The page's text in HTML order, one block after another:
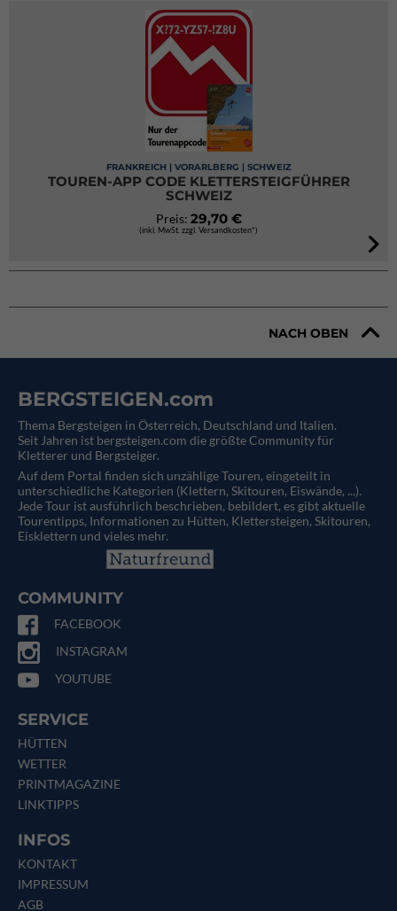
FRANKREICH | VORARLBERG | SCHWEIZ
TOUREN-APP CODE KLETTERSTEIGFÜHRER
SCHWEIZ
Preis: 29,70 €
(inkl. MwSt. zzgl. Versandkosten*)
NACH OBEN
BERGSTEIGEN.com
Thema Bergsteigen in Österreich, Deutschland und Italien.
Seit Jahren ist bergsteigen.com die größte Community für
Kletterer und Bergsteiger.
Auf dem Portal finden sich unzählige Touren, eingeteilt in
unterschiedliche Kategorien (Klettern, Skitouren, Eiswände, ...).
Jede Tour ist ausführlich beschrieben, bebildert, es gibt aktuelle
Tourentipps, Informationen zu Hütten, Klettersteigen, Skitouren,
Eisklettern und vieles mehr.
COMMUNITY
FACEBOOK
INSTAGRAM
YOUTUBE
SERVICE
HÜTTEN
WETTER
PRINTMAGAZINE
LINKTIPPS
INFOS
KONTAKT
IMPRESSUM
AGB